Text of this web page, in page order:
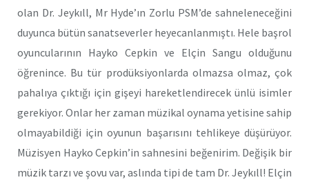
olan Dr. Jeykıll, Mr Hyde’ın Zorlu PSM’de sahneleneceğini
duyunca bütün sanatseverler heyecanlanmıştı. Hele başrol
oyuncularının Hayko Cepkin ve Elçin Sangu olduğunu
öğrenince. Bu tür prodüksiyonlarda olmazsa olmaz, çok
pahalıya çıktığı için gişeyi hareketlendirecek ünlü isimler
gerekiyor. Onlar her zaman müzikal oynama yetisine sahip
olmayabildiği için oyunun başarısını tehlikeye düşürüyor.
Müzisyen Hayko Cepkin’in sahnesini beğenirim. Değişik bir
müzik tarzı ve şovu var, aslında tipi de tam Dr. Jeykıll! Elçin